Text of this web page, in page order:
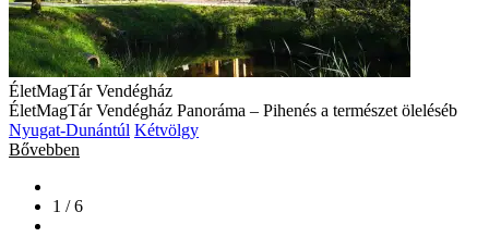
ÉletMagTár Vendégház
ÉletMagTár Vendégház Panoráma – Pihenés a természet öleléséb
Nyugat-Dunántúl Kétvölgy
Bővebben
1 / 6